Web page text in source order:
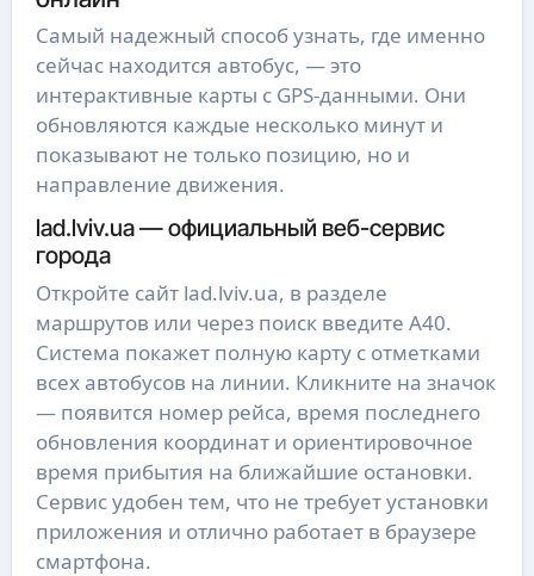
Самый надежный способ узнать, где именно
сейчас находится автобус, — это
интерактивные карты с GPS-данными. Они
обновляются каждые несколько минут и
показывают не только позицию, но и
направление движения.
lad.lviv.ua — официальный веб-сервис
города
Откройте сайт lad.lviv.ua, в разделе
маршрутов или через поиск введите А40.
Система покажет полную карту с отметками
всех автобусов на линии. Кликните на значок
— появится номер рейса, время последнего
обновления координат и ориентировочное
время прибытия на ближайшие остановки.
Сервис удобен тем, что не требует установки
приложения и отлично работает в браузере
смартфона.